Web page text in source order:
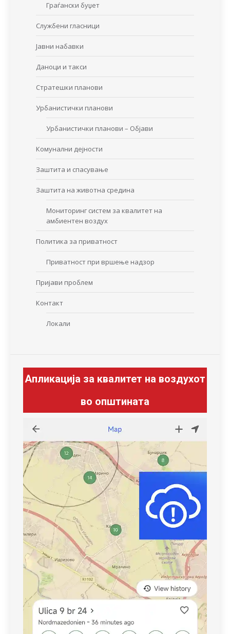
Граѓански буџет
Службени гласници
Јавни набавки
Даноци и такси
Стратешки планови
Урбанистички планови
Урбанистички планови – Објави
Комунални дејности
Заштита и спасување
Заштита на животна средина
Мониторинг систем за квалитет на
амбиентен воздух
Политика за приватност
Приватност при вршење надзор
Пријави проблем
Контакт
Локали
Апликација за квалитет на воздухот
во општината